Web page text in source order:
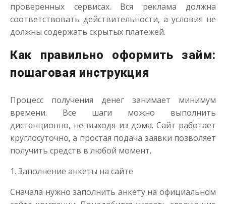
Сумма до 50 000₽
Срок от 1до 21 дня
Получить
проверенных сервисах. Вся реклама должна
соответствовать действительности, а условия не
должны содержать скрытых платежей.
Как правильно оформить займ:
пошаговая инструкция
Процесс получения денег занимает минимум
времени. Все шаги можно выполнить
дистанционно, не выходя из дома. Сайт работает
круглосуточно, а простая подача заявки позволяет
получить средств в любой момент.
1. Заполнение анкеты на сайте
Сначала нужно заполнить анкету на официальном